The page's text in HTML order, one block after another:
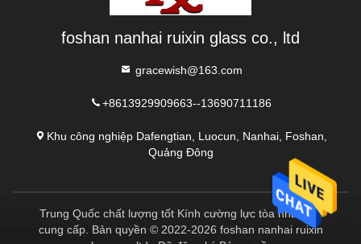
foshan nanhai ruixin glass co., ltd
gracewish@163.com
+8613929909663--13690711186
Khu công nghiệp Dafengtian, Luocun, Nanhai, Foshan,
Quảng Đông
Trung Quốc chất lượng tốt Kính cường lực tòa nhà Nhà
cung cấp. Bản quyền © 2022-2026 foshan nanhai ruixin